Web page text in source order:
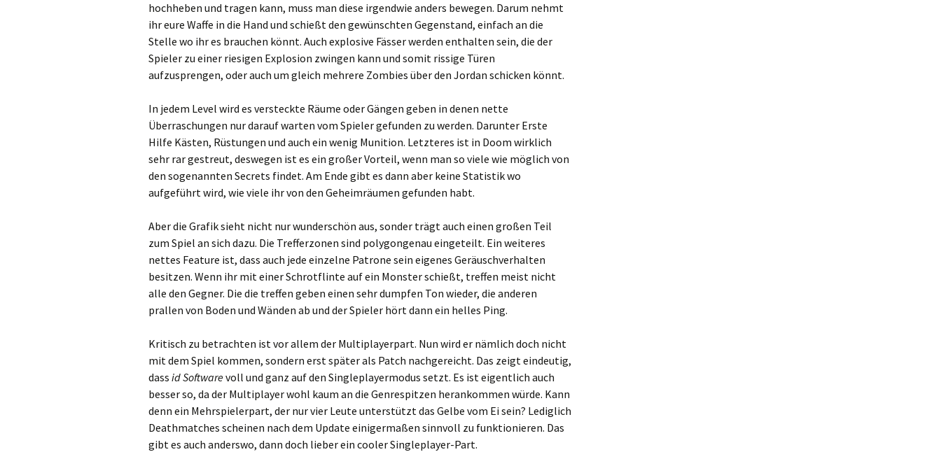
hochheben und tragen kann, muss man diese irgendwie anders bewegen. Darum nehmt
ihr eure Waffe in die Hand und schießt den gewünschten Gegenstand, einfach an die
Stelle wo ihr es brauchen könnt. Auch explosive Fässer werden enthalten sein, die der
Spieler zu einer riesigen Explosion zwingen kann und somit rissige Türen
aufzusprengen, oder auch um gleich mehrere Zombies über den Jordan schicken könnt.
In jedem Level wird es versteckte Räume oder Gängen geben in denen nette
Überraschungen nur darauf warten vom Spieler gefunden zu werden. Darunter Erste
Hilfe Kästen, Rüstungen und auch ein wenig Munition. Letzteres ist in Doom wirklich
sehr rar gestreut, deswegen ist es ein großer Vorteil, wenn man so viele wie möglich von
den sogenannten Secrets findet. Am Ende gibt es dann aber keine Statistik wo
aufgeführt wird, wie viele ihr von den Geheimräumen gefunden habt.
Aber die Grafik sieht nicht nur wunderschön aus, sonder trägt auch einen großen Teil
zum Spiel an sich dazu. Die Trefferzonen sind polygongenau eingeteilt. Ein weiteres
nettes Feature ist, dass auch jede einzelne Patrone sein eigenes Geräuschverhalten
besitzen. Wenn ihr mit einer Schrotflinte auf ein Monster schießt, treffen meist nicht
alle den Gegner. Die die treffen geben einen sehr dumpfen Ton wieder, die anderen
prallen von Boden und Wänden ab und der Spieler hört dann ein helles Ping.
Kritisch zu betrachten ist vor allem der Multiplayerpart. Nun wird er nämlich doch nicht
mit dem Spiel kommen, sondern erst später als Patch nachgereicht. Das zeigt eindeutig,
dass id Softwarevoll und ganz auf den Singleplayermodus setzt. Es ist eigentlich auch
besser so, da der Multiplayer wohl kaum an die Genrespitzen herankommen würde. Kann
denn ein Mehrspielerpart, der nur vier Leute unterstützt das Gelbe vom Ei sein? Lediglich
Deathmatches scheinen nach dem Update einigermaßen sinnvoll zu funktionieren. Das
gibt es auch anderswo, dann doch lieber ein cooler Singleplayer-Part.